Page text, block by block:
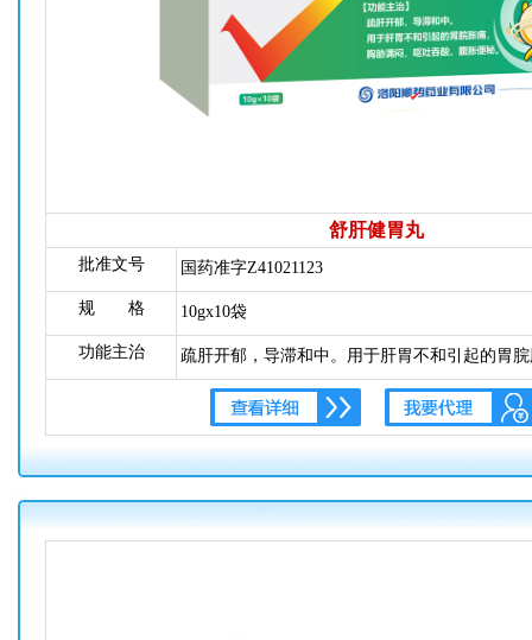
舒肝健胃丸
批准文号 国药准字Z41021123
规 格 10gx10袋
功能主治
疏肝开郁，导滞和中。用于肝胃不和引起的胃
吐吞酸，腹胀便秘。